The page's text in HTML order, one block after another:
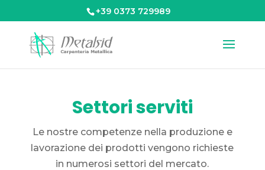
+39 0373 729989
Settori serviti
Le nostre competenze nella produzione e
lavorazione dei prodotti vengono richieste
in numerosi settori del mercato.